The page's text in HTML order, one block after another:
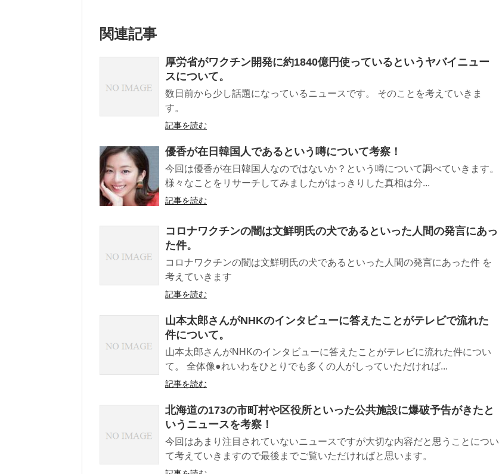
関連記事
厚労省がワクチン開発に約1840億円使っているというヤバイニュー
スについて。
数日前から少し話題になっているニュースです。 そのことを考えていきま
す。
記事を読む
優香が在日韓国人であるという噂について考察！
今回は優香が在日韓国人なのではないか？という噂について調べていきます。
様々なことをリサーチしてみましたがはっきりした真相は分...
記事を読む
コロナワクチンの闇は文鮮明氏の犬であるといった人間の発言にあっ
た件。
コロナワクチンの闇は文鮮明氏の犬であるといった人間の発言にあった件 を
考えていきます
記事を読む
山本太郎さんがNHKのインタビューに答えたことがテレビで流れた
件について。
山本太郎さんがNHKのインタビューに答えたことがテレビに流れた件につい
て。 全体像●れいわをひとりでも多くの人がしっていただければ...
記事を読む
北海道の173の市町村や区役所といった公共施設に爆破予告がきたと
いうニュースを考察！
今回はあまり注目されていないニュースですが大切な内容だと思うことについ
て考えていきますので最後までご覧いただければと思います。